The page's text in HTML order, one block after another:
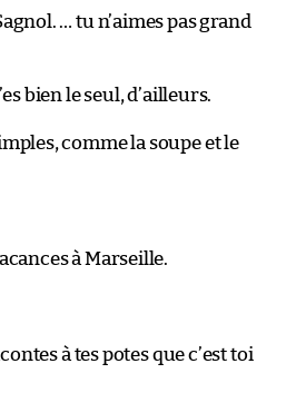
… tu n’aimes pas grand
bien le seul, d’ailleurs.
comme la soupe et le
à Marseille.
à tes potes que c’est toi